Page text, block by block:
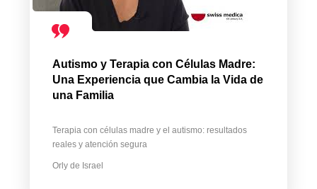
Autismo y Terapia con Células Madre:
Una Experiencia que Cambia la Vida de
una Familia
Terapia con células madre y el autismo: resultados
reales y atención segura
Orly de Israel